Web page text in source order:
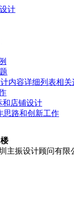
计
内容详细列表相
和店铺设计
思路和创新工作
主振设计顾问有限